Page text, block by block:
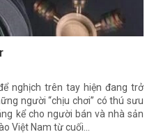
nghịch trên tay hiện đang trở
người “chịu chơi” có thú sưu
kể cho người bán và nhà sản
Việt Nam từ cuối...